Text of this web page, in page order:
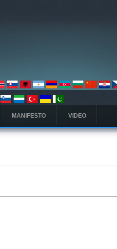
MANIFESTO VIDEO